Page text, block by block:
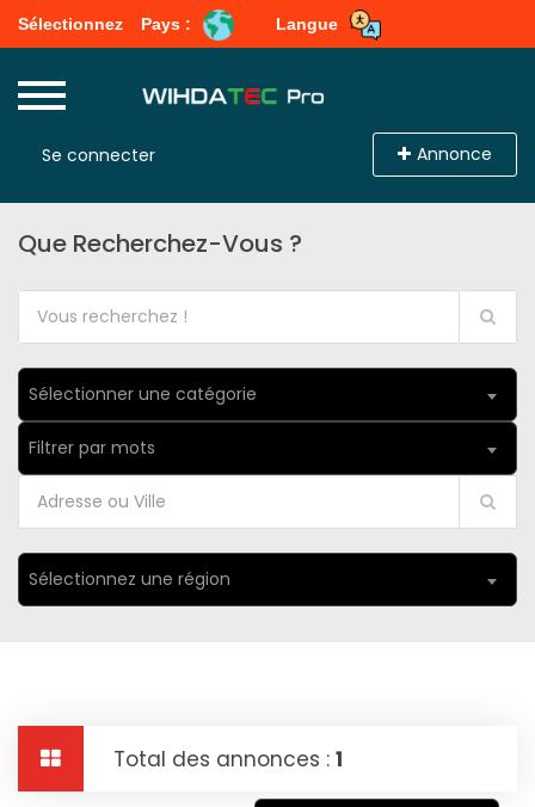
Sélectionnez Pays : Langue
Se connecter Annonce
Que Recherchez-Vous ?
Sélectionner une catégorie
Filtrer par mots
Sélectionnez une région
Total des annonces : 1